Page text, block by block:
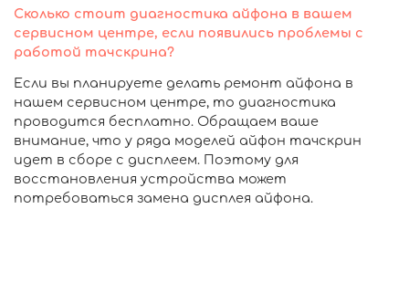
Сколько стоит диагностика айфона в вашем
сервисном центре, если появились проблемы с
работой тачскрина?
Если вы планируете делать ремонт айфона в
нашем сервисном центре, то диагностика
проводится бесплатно. Обращаем ваше
внимание, что у ряда моделей айфон тачскрин
идет в сборе с дисплеем. Поэтому для
восстановления устройства может
потребоваться замена дисплея айфона.